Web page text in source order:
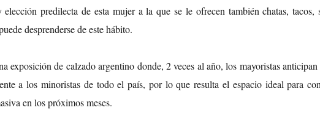
predilecta de esta mujer a la que se le ofrecen también chatas, tacos,
desprenderse de este hábito.
exposición de calzado argentino donde, 2 veces al año, los mayoristas
a los minoristas de todo el país, por lo que resulta el espacio ideal para
en los próximos meses.